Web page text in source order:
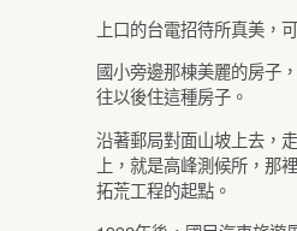
上口的台電招待所真美，
國小旁邊那棟美麗的房子
往以後住這種房子。
沿著郵局對面山坡上去，
上，就是高峰測候所，那
拓荒工程的起點。